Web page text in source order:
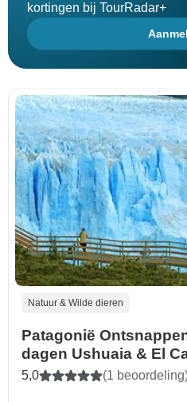
kortingen bij TourRadar+
Natuur & Wilde dieren
Patagonië
dagen Ushuaia & El
5,0 (1